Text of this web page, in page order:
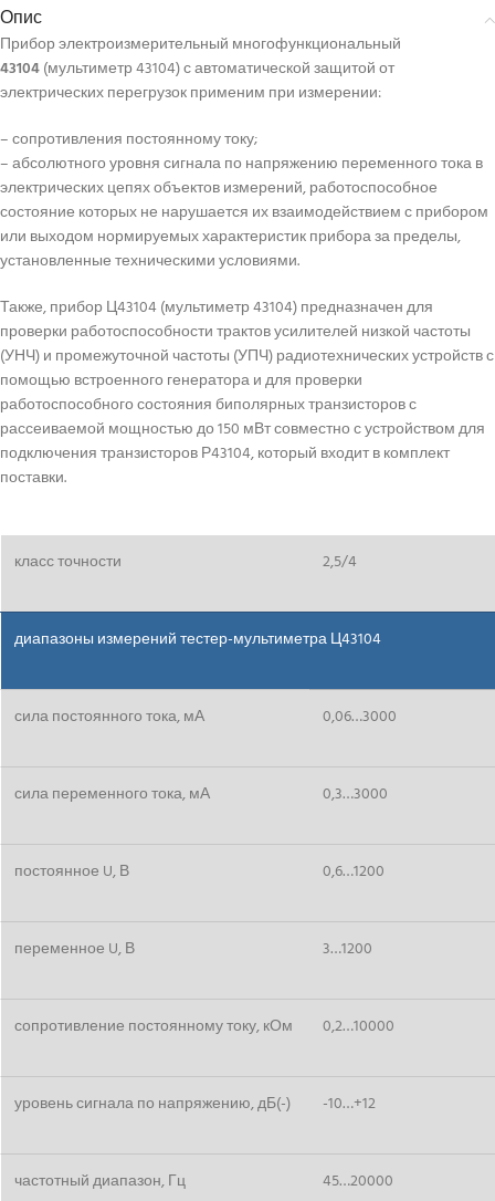
Опис
Прибор электроизмерительный многофункциональный
43104(мультиметр 43104) с автоматической защитой от
электрических перегрузок применим при измерении:
– сопротивления постоянному току;
– абсолютного уровня сигнала по напряжению переменного тока в
электрических цепях объектов измерений, работоспособное
состояние которых не нарушается их взаимодействием с прибором
или выходом нормируемых характеристик прибора за пределы,
установленные техническими условиями.
Также, прибор Ц43104 (мультиметр 43104) предназначен для
проверки работоспособности трактов усилителей низкой частоты
(УНЧ) и промежуточной частоты (УПЧ) радиотехнических устройств с
помощью встроенного генератора и для проверки
работоспособного состояния биполярных транзисторов с
рассеиваемой мощностью до 150 мВт совместно с устройством для
подключения транзисторов Р43104, который входит в комплект
поставки.
класс точности 2,5/4
диапазоны измерений тестер-мультиметра Ц43104
сила постоянного тока, мА 0,06…3000
сила переменного тока, мА 0,3…3000
постоянное U, В 0,6…1200
переменное U, В 3…1200
сопротивление постоянному току, кОм 0,2…10000
уровень сигнала по напряжению, дБ(-) -10…+12
частотный диапазон, Гц 45…20000